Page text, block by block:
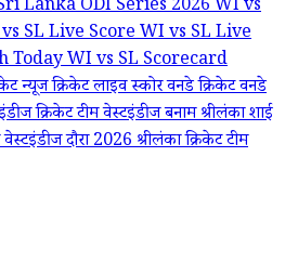
Lanka ODI Series 2026WI vs
SL Live ScoreWI vs SL Live
TodayWI vs SL Scorecard
न्यूजक्रिकेट लाइव स्कोरवनडे क्रिकेटवनडे
क्रिकेट टीमवेस्टइंडीज बनाम श्रीलंकाशाई
वेस्टइंडीज दौरा 2026श्रीलंका क्रिकेट टीम